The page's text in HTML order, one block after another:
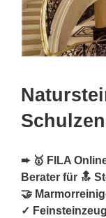
➨ 🥇 FILA
Berater für 🔝
🤝
✓